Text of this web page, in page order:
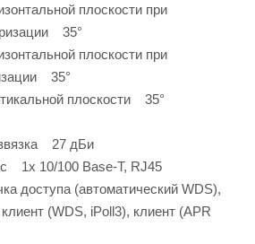
плоскости при
35°
плоскости при
35°
плоскости 35°
27 дБи
1х 10/100 Base-T, RJ45
доступа (автоматический WDS),
(WDS, iPoll3), клиент (APR